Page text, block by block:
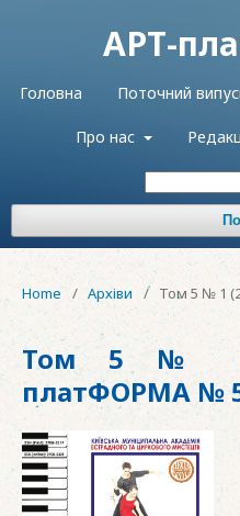
АРТ-
Головна Поточний
Про нас
Home / Архіви / Том 5 № 1
Том 5 № 1
платФОРМА №